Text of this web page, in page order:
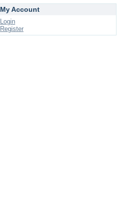
My Account
Login
Register